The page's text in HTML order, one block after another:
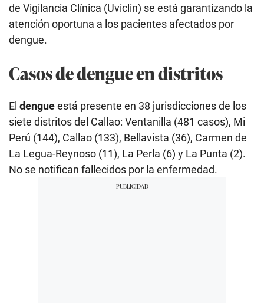
de Vigilancia Clínica (Uviclin) se está garantizando la
atención oportuna a los pacientes afectados por
dengue.
Casos de dengue en distritos
El dengueestá presente en 38 jurisdicciones de los
siete distritos del Callao: Ventanilla (481 casos), Mi
Perú (144), Callao (133), Bellavista (36), Carmen de
La Legua-Reynoso (11), La Perla (6) y La Punta (2).
No se notifican fallecidos por la enfermedad.